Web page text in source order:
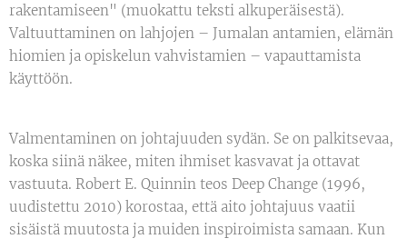
rakentamiseen" (muokattu teksti alkuperäisestä).
Valtuuttaminen on lahjojen – Jumalan antamien, elämän
hiomien ja opiskelun vahvistamien – vapauttamista
käyttöön.
Valmentaminen on johtajuuden sydän. Se on palkitsevaa,
koska siinä näkee, miten ihmiset kasvavat ja ottavat
vastuuta. Robert E. Quinnin teos Deep Change (1996,
uudistettu 2010) korostaa, että aito johtajuus vaatii
sisäistä muutosta ja muiden inspiroimista samaan. Kun